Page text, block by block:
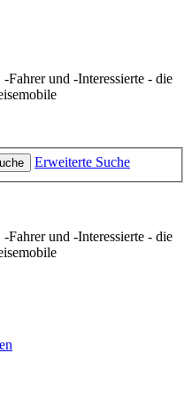
und -Interessierte - die
Erweiterte Suche
und -Interessierte - die